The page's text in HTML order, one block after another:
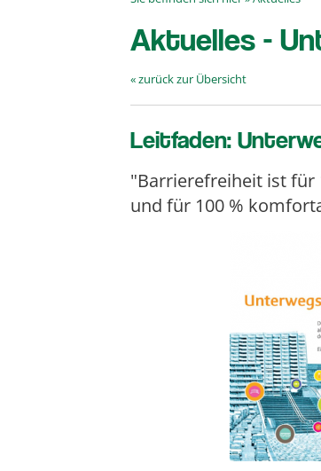
Aktuelles -
« zurück zur Übersicht
Leitfaden:
"Barrierefreiheit ist für
und für 100 %